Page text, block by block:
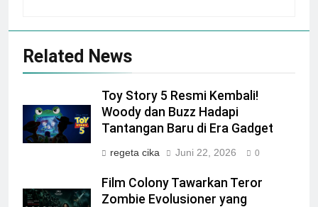
Related News
Toy Story 5 Resmi Kembali!
Woody dan Buzz Hadapi
Tantangan Baru di Era Gadget
regeta cika Juni 22, 2026 0
Film Colony Tawarkan Teror
Zombie Evolusioner yang